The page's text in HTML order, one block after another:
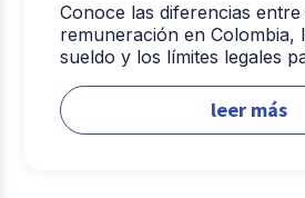
Conoce las diferencias
remuneración en Colombia,
sueldo y los límites legales
leer más